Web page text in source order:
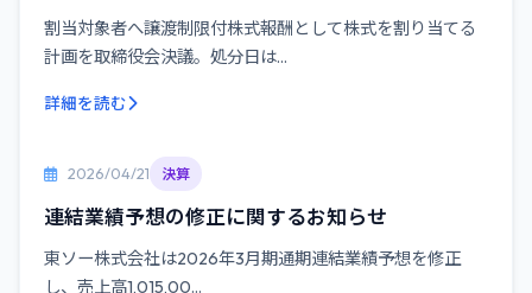
割当対象者へ譲渡制限付株式報酬として株式を割り当てる
計画を取締役会決議。処分日は...
詳細を読む
2026/04/21 決算
連結業績予想の修正に関するお知らせ
東ソー株式会社は2026年3月期通期連結業績予想を修正
し、売上高1,015,00...